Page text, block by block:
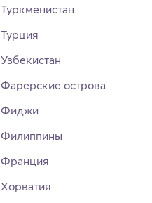
Туркменистан
Турция
Узбекистан
Фарерские острова
Фиджи
Филиппины
Франция
Хорватия